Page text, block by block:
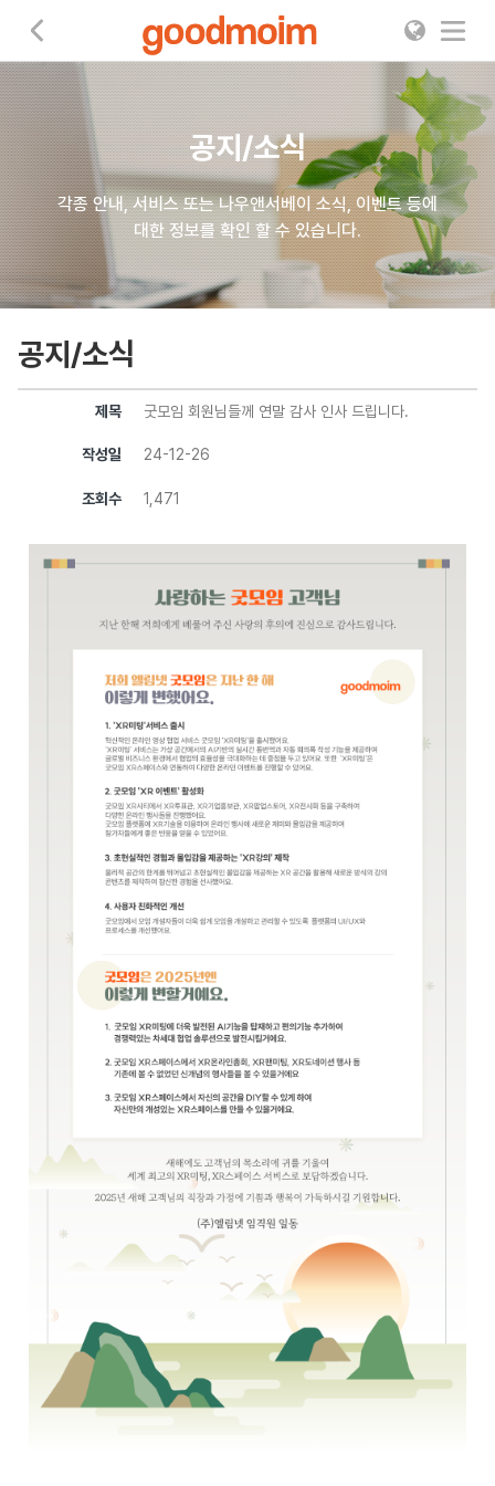
공지/소식
각종 안내, 서비스 또는 나우앤서베이 소식, 이벤트 등에
대한 정보를 확인 할 수 있습니다.
공지/소식
제목 굿모임 회원님들께 연말 감사 인사 드립니다.
작성일 24-12-26
조회수 1,471